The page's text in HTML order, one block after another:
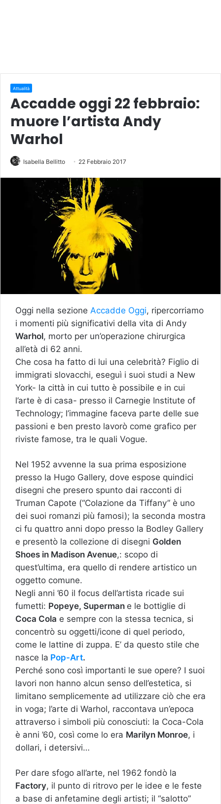
Attualità
Accadde oggi 22 febbraio:
muore l’artista Andy
Warhol
Isabella Bellitto 22 Febbraio 2017
Oggi nella sezione Accadde Oggi, ripercorriamo
i momenti più significativi della vita di Andy
Warhol, morto per un’operazione chirurgica
all’età di 62 anni.
Che cosa ha fatto di lui una celebrità? Figlio di
immigrati slovacchi, eseguì i suoi studi a New
York- la città in cui tutto è possibile e in cui
l’arte è di casa- presso il Carnegie Institute of
Technology; l’immagine faceva parte delle sue
passioni e ben presto lavorò come grafico per
riviste famose, tra le quali Vogue.
Nel 1952 avvenne la sua prima esposizione
presso la Hugo Gallery, dove espose quindici
disegni che presero spunto dai racconti di
Truman Capote (“Colazione da Tiffany” è uno
dei suoi romanzi più famosi); la seconda mostra
ci fu quattro anni dopo presso la Bodley Gallery
e presentò la collezione di disegni Golden
Shoes in Madison Avenue,: scopo di
quest’ultima, era quello di rendere artistico un
oggetto comune.
Negli anni ’60 il focus dell’artista ricade sui
fumetti: Popeye, Superman e le bottiglie di
Coca Cola e sempre con la stessa tecnica, si
concentrò su oggetti/icone di quel periodo,
come le lattine di zuppa. E’ da questo stile che
nasce la Pop-Art.
Perché sono così importanti le sue opere? I suoi
lavori non hanno alcun senso dell’estetica, si
limitano semplicemente ad utilizzare ciò che era
in voga; l’arte di Warhol, raccontava un’epoca
attraverso i simboli più conosciuti: la Coca-Cola
è anni ’60, così come lo era Marilyn Monroe, i
dollari, i detersivi…
Per dare sfogo all’arte, nel 1962 fondò la
Factory, il punto di ritrovo per le idee e le feste
a base di anfetamine degli artisti; il “salotto”